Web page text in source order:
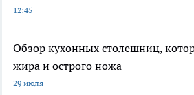
12:45
Обзор кухонных столешниц,
жира и острого ножа
29 июля